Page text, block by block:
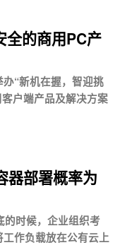
全的商用PC产
“新机在握，智迎挑
户端产品及解决方案
器部署概率为
的时候，企业组织考
作负载放在公有云上